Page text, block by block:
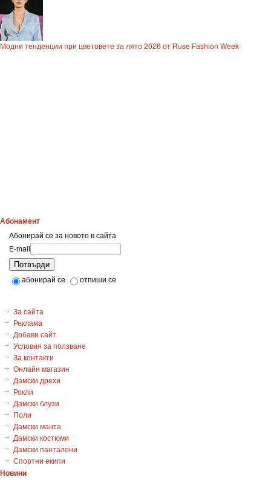
Модни тенденции при цветовете за лято 2026 от Ruse Fashion Week
Абонамент
Абонирай се за новото в сайта
E-mail
Потвърди
абонирай се отпиши се
За сайта
Реклама
Добави сайт
Условия за ползване
За контакти
Онлайн магазин
Дамски дрехи
Рокли
Дамски блузи
Поли
Дамски манта
Дамски костюми
Дамски панталони
Спортни екипи
Новини